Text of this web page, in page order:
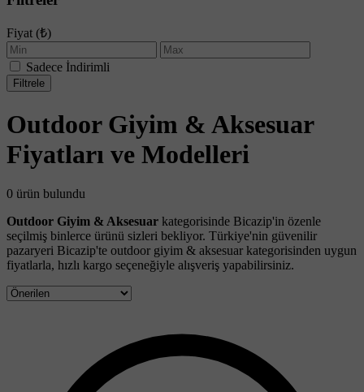
Fiyat (₺)
Sadece İndirimli
Filtrele
Outdoor Giyim & Aksesuar
Fiyatları ve Modelleri
0 ürün bulundu
Outdoor Giyim & Aksesuar kategorisinde Bicazip'in özenle
seçilmiş binlerce ürünü sizleri bekliyor. Türkiye'nin güvenilir
pazaryeri Bicazip'te outdoor giyim & aksesuar kategorisinden uygun
fiyatlarla, hızlı kargo seçeneğiyle alışveriş yapabilirsiniz.